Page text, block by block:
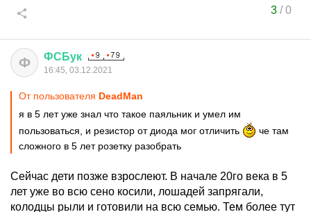
3/0
Ф ФСБук
16:45, 03.12.2021
От пользователя DeadMan
я в 5 лет уже знал что такое паяльник и умел им
пользоваться, и резистор от диода мог отличить
че там
сложного в 5 лет розетку разобрать
Сейчас дети позже взрослеют. В начале 20го века в 5
лет уже во всю сено косили, лошадей запрягали,
колодцы рыли и готовили на всю семью. Тем более тут